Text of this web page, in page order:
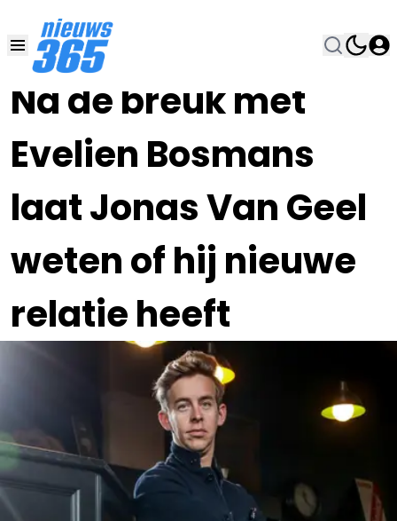
Na de breuk met
Evelien Bosmans
laat Jonas Van Geel
weten of hij nieuwe
relatie heeft
24 DEC 2023, 10:00